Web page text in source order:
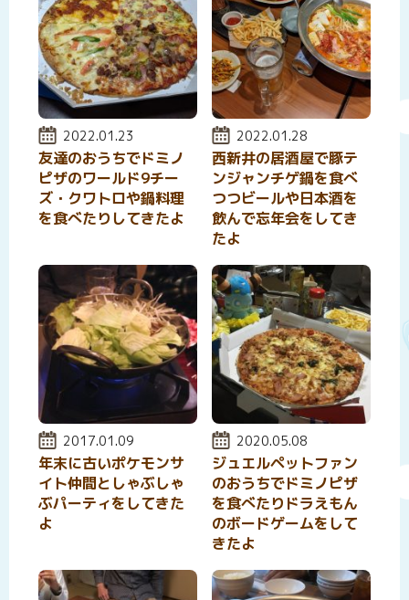
投稿日:
2022.01.23
友達のおうちでドミノ
ピザのワールド9チー
ズ・クワトロや鍋料理
を食べたりしてきたよ
投稿日:
2022.01.28
西新井の居酒屋で豚テ
ンジャンチゲ鍋を食べ
つつビールや日本酒を
飲んで忘年会をしてき
たよ
投稿日:
2017.01.09
年末に古いポケモンサ
イト仲間としゃぶしゃ
ぶパーティをしてきた
よ
投稿日:
2020.05.08
ジュエルペットファン
のおうちでドミノピザ
を食べたりドラえもん
のボードゲームをして
きたよ